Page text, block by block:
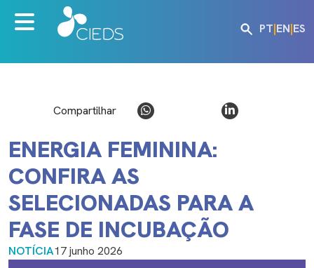
PT|EN|ES
Compartilhar
ENERGIA FEMININA:
CONFIRA AS
SELECIONADAS PARA A
FASE DE INCUBAÇÃO
NOTÍCIA17 junho 2026